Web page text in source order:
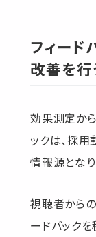
フィード
改善を行
効果測定か
ックは、採
情報源となり
視聴者から
ードバック